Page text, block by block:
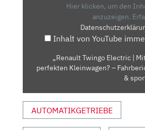
PERFEKTEN
KLEINWAGEN?
|
AUTO
MOTOR
Hier klicken, um den
anzuzeigen.
Inhalt von YouTube
„Renault Twingo Electric |
perfekten Kleinwagen? –
&
AUTOMATIKGETRIEBE